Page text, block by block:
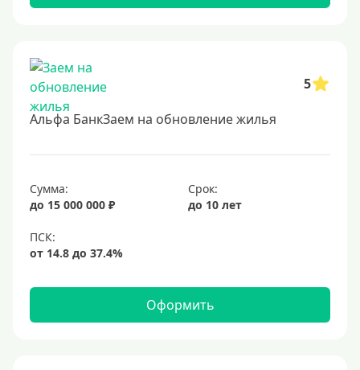
5
Альфа БанкЗаем на обновление жилья
Сумма:
до 15 000 000 ₽
Срок:
до 10 лет
Оформить